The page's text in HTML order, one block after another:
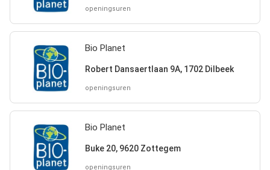
openingsuren
Bio Planet
Robert Dansaertlaan 9A, 1702 Dilbeek
openingsuren
Bio Planet
Buke 20, 9620 Zottegem
openingsuren